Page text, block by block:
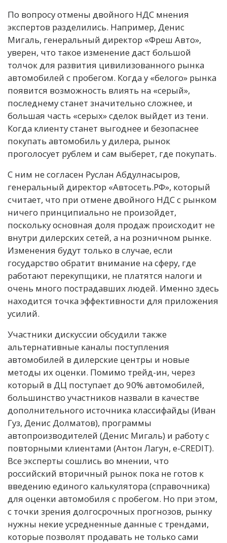
По вопросу отмены двойного НДС мнения
экспертов разделились. Например, Денис
Мигаль, генеральный директор «Фреш Авто»,
уверен, что такое изменение даст большой
толчок для развития цивилизованного рынка
автомобилей с пробегом. Когда у «белого» рынка
появится возможность влиять на «серый»,
последнему станет значительно сложнее, и
большая часть «серых» сделок выйдет из тени.
Когда клиенту станет выгоднее и безопаснее
покупать автомобиль у дилера, рынок
проголосует рублем и сам выберет, где покупать.
С ним не согласен Руслан Абдулнасыров,
генеральный директор «Автосеть.РФ», который
считает, что при отмене двойного НДС с рынком
ничего принципиально не произойдет,
поскольку основная доля продаж происходит не
внутри дилерских сетей, а на розничном рынке.
Изменения будут только в случае, если
государство обратит внимание на сферу, где
работают перекупщики, не платятся налоги и
очень много пострадавших людей. Именно здесь
находится точка эффективности для приложения
усилий.
Участники дискуссии обсудили также
альтернативные каналы поступления
автомобилей в дилерские центры и новые
методы их оценки. Помимо трейд-ин, через
который в ДЦ поступает до 90% автомобилей,
большинство участников назвали в качестве
дополнительного источника классифайды (Иван
Гуз, Денис Долматов), программы
автопроизводителей (Денис Мигаль) и работу с
повторными клиентами (Антон Лагун, e-CREDIT).
Все эксперты сошлись во мнении, что
российский вторичный рынок пока не готов к
введению единого калькулятора (справочника)
для оценки автомобиля с пробегом. Но при этом,
с точки зрения долгосрочных прогнозов, рынку
нужны некие усредненные данные с трендами,
которые позволят продавать не только сами